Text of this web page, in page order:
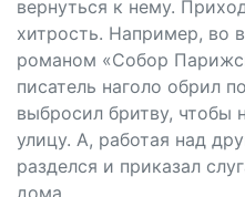
вернуться к нему.
хитрость. Например, во
романом «Собор
писатель наголо обрил
выбросил бритву, чтобы
улицу. А, работая над
разделся и приказал
дома.